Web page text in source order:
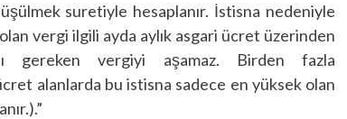
suretiyle hesaplanır. İstisna nedeniyle
vergi ilgili ayda aylık asgari ücret üzerinden
gereken vergiyi aşamaz. Birden fazla
alanlarda bu istisna sadece en yüksek olan